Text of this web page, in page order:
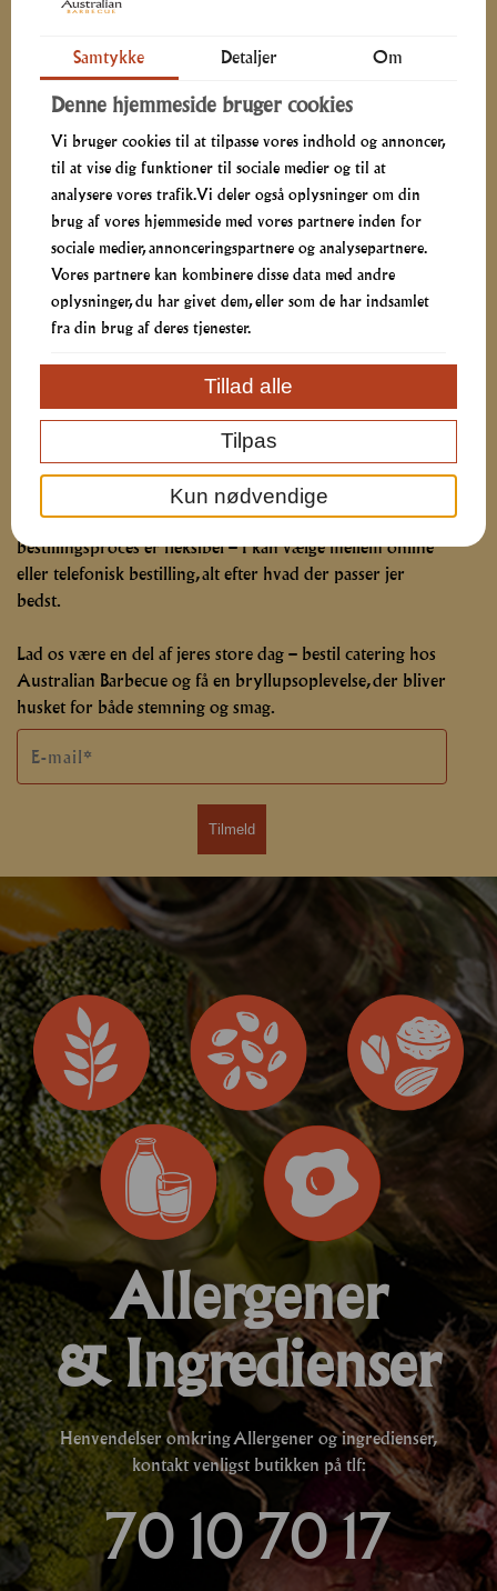
Vores eksotiske og veltilberedte menuer vil begejstre jeres
gæster og give dem en spændende madoplevelse, samtidig
med at I undgår stress og tidskrævende forberedelser. Vi
tilbyder konkurrencedygtige priser, så en stor fejring ikke
bunden med friske råvarer, så smagen er i top – uanset
om det er til et romantisk bryllup eller et festligt
sølvbryllup.
Tillidsfuld leverance og service skræddersyet til
Når I bestiller catering til jeres bryllup hos Australian
Barbecue, sørger vi for levering direkte til jeres lokation i
Aalborg, Nørresundby og resten af Nordjylland. Med
vores professionelle levering og service skal I blot servere
Vi står klar til at rådgive jer om menuvalg, så I får den
perfekte sammensætning til netop jeres bryllup. Vores
bestillingsproces er fleksibel – I kan vælge mellem online
eller telefonisk bestilling, alt efter hvad der passer jer
bedst.
Lad os være en del af jeres store dag – bestil catering hos
Australian Barbecue og få en bryllupsoplevelse, der bliver
husket for både stemning og smag.
Allergener
& Ingredienser
Henvendelser omkring Allergener og ingredienser,
kontakt venligst butikken på tlf:
70 10 70 17
Samtykke Detaljer Om
Denne hjemmeside bruger cookies
Vi bruger cookies til at tilpasse vores indhold og annoncer,
til at vise dig funktioner til sociale medier og til at
analysere vores trafik. Vi deler også oplysninger om din
brug af vores hjemmeside med vores partnere inden for
sociale medier, annonceringspartnere og analysepartnere.
Vores partnere kan kombinere disse data med andre
oplysninger, du har givet dem, eller som de har indsamlet
fra din brug af deres tjenester.
Kun nødvendige
Tilpas
Tillad alle